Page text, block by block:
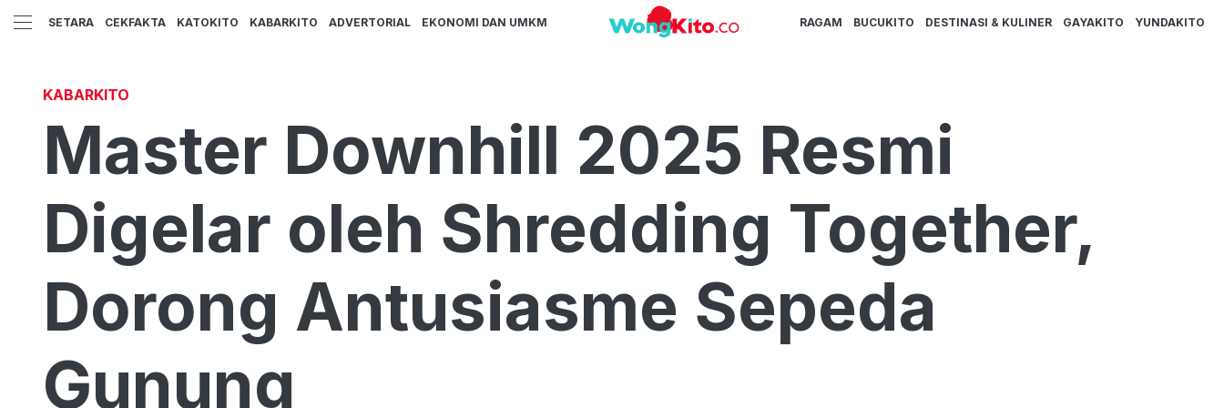
SETARA CEKFAKTA KATOKITO KABARKITO ADVERTORIAL EKONOMI DAN UMKM RAGAM BUCUKITO DESTINASI & KULINER GAYAKITO YUNDAKITO
KABARKITO
Master Downhill 2025 Resmi
Digelar oleh Shredding Together,
Dorong Antusiasme Sepeda
Gunung